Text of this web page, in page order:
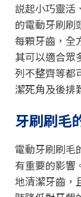
説起小巧靈活
的電動牙刷刷
每顆牙齒，全
其可以適合眾
列不整齊等都
潔死角及後排
牙刷刷毛
電動牙刷刷毛
有重要的影響
地清潔牙齒，